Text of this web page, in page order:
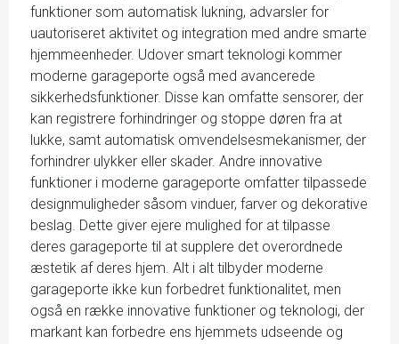
funktioner som automatisk lukning, advarsler for
uautoriseret aktivitet og integration med andre smarte
hjemmeenheder. Udover smart teknologi kommer
moderne garageporte også med avancerede
sikkerhedsfunktioner. Disse kan omfatte sensorer, der
kan registrere forhindringer og stoppe døren fra at
lukke, samt automatisk omvendelsesmekanismer, der
forhindrer ulykker eller skader. Andre innovative
funktioner i moderne garageporte omfatter tilpassede
designmuligheder såsom vinduer, farver og dekorative
beslag. Dette giver ejere mulighed for at tilpasse
deres garageporte til at supplere det overordnede
æstetik af deres hjem. Alt i alt tilbyder moderne
garageporte ikke kun forbedret funktionalitet, men
også en række innovative funktioner og teknologi, der
markant kan forbedre ens hjemmets udseende og